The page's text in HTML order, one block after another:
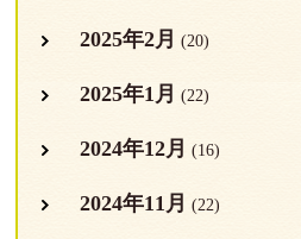
2025年2月 (20)
2025年1月 (22)
2024年12月 (16)
2024年11月 (22)